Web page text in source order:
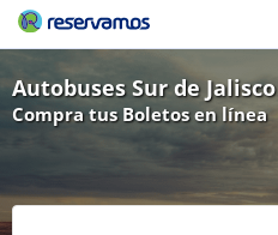
Autobuses Sur de
Compra tus Boletos en línea